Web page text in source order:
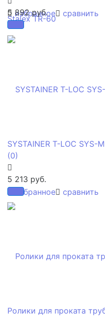
избранное сравнить
5 892 руб.
избранное сравнить
SYSTAINER T-LOC SYS-
(0)
5 213 руб.
Ролики для проката